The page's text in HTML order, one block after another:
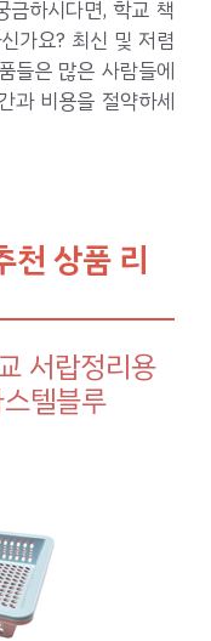
금하시다면, 학교 책
가요? 최신 및 저렴
들은 많은 사람들에
과 비용을 절약하세
천 상품 리
서랍정리용
텔블루